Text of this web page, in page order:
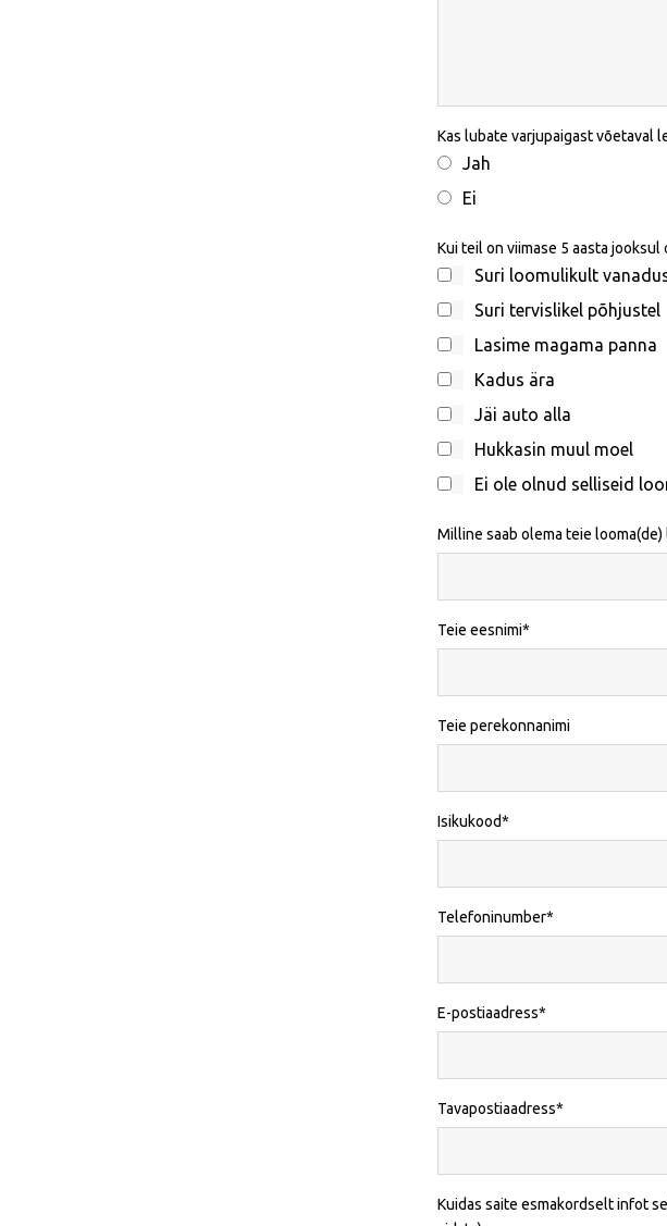
Kas lubate varjupaigast võetaval
Jah
Ei
Kui teil on viimase 5 aasta
Suri loomulikult
Suri tervislikel põhjustel
Lasime magama panna
Kadus ära
Jäi auto alla
Hukkasin muul moel
Ei ole olnud selliseid
Milline saab olema teie
Teie eesnimi
Teie perekonnanimi
Isikukood
Telefoninumber
E-postiaadress
Tavapostiaadress
Kuidas saite esmakordselt infot